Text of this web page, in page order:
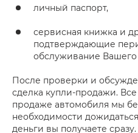
личный паспорт,
сервисная книжка и
подтверждающие
обслуживание
После проверки и
сделка купли-продажи.
продаже автомобиля мы
необходимости
деньги вы получаете сразу.